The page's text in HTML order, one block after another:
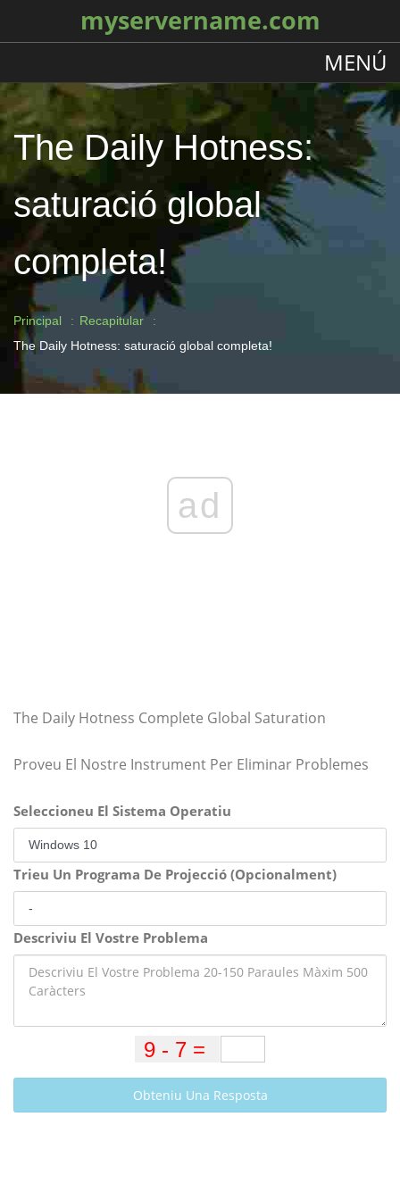
myservername.com
MENÚ
The Daily Hotness:
saturació global
completa!
Principal
Recapitular
The Daily Hotness: saturació global completa!
ad
The Daily Hotness Complete Global Saturation
Proveu El Nostre Instrument Per Eliminar Problemes
Seleccioneu El Sistema Operatiu
Trieu Un Programa De Projecció (Opcionalment)
Descriviu El Vostre Problema
Obteniu Una Resposta